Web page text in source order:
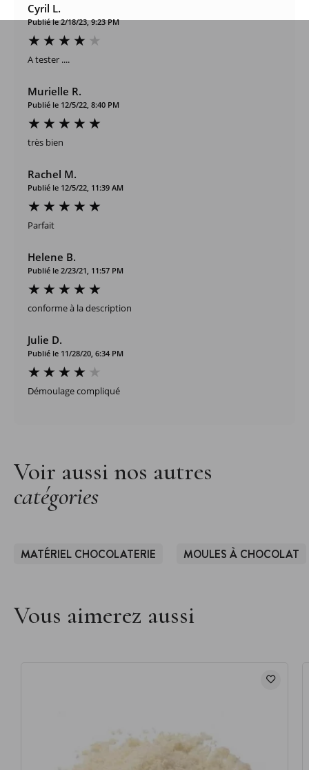
Cyril L.
Publié le 2/18/23, 9:23 PM
A tester ....
Murielle R.
Publié le 12/5/22, 8:40 PM
très bien
Rachel M.
Publié le 12/5/22, 11:39 AM
Parfait
Helene B.
Publié le 2/23/21, 11:57 PM
conforme à la description
Julie D.
Publié le 11/28/20, 6:34 PM
Démoulage compliqué
Voir aussi nos autres
catégories
MATÉRIEL CHOCOLATERIE MOULES À CHOCOLAT
Vous aimerez aussi